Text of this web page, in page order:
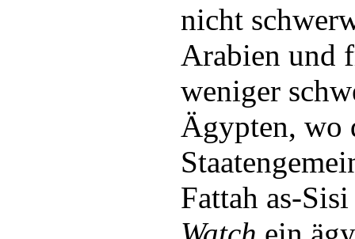
nicht
Arabien und
weniger
Ägypten, wo
Fattah as-